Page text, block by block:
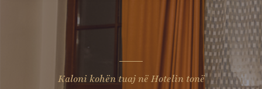
Kaloni kohën tuaj në Hotelin tonë